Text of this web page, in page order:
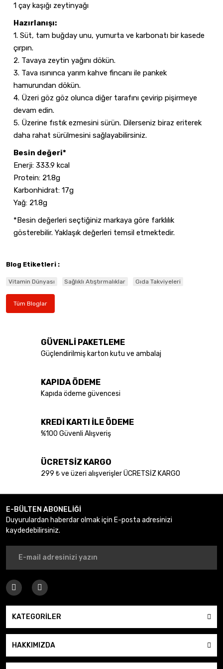
1 çay kaşığı zeytinyağı
Hazırlanışı:
1. Süt, tam buğday unu, yumurta ve karbonatı bir kasede
çırpın.
2. Tavaya zeytin yağını dökün.
3. Tava ısınınca yarım kahve fincanı ile pankek
hamurundan dökün.
4. Üzeri göz göz olunca diğer tarafını çevirip pişirmeye
devam edin.
5. Üzerine fıstık ezmesini sürün. Dilerseniz biraz eriterek
daha rahat sürülmesini sağlayabilirsiniz.
Besin değeri*
Enerji: 333.9 kcal
Protein: 21.8g
Karbonhidrat: 17g
Yağ: 21.8g
*Besin değerleri seçtiğiniz markaya göre farklılık
gösterebilir. Yaklaşık değerleri temsil etmektedir.
Blog Etiketleri :
Vitamin Dünyası Sağlıklı Atıştırmalıklar Gıda Takviyeleri
Tüm Bloglar
GÜVENLİ PAKETLEME
Güçlendirilmiş karton kutu ve ambalaj
KAPIDA ÖDEME
Kapıda ödeme güvencesi
KREDİ KARTI İLE ÖDEME
%100 Güvenli Alışveriş
ÜCRETSİZ KARGO
299 ₺ ve üzeri alışverişler ÜCRETSİZ KARGO
E-BÜLTEN ABONELİĞİ
Duyurulardan haberdar olmak için E-posta adresinizi
kaydedebilirsiniz.
KATEGORİLER
HAKKIMIZDA